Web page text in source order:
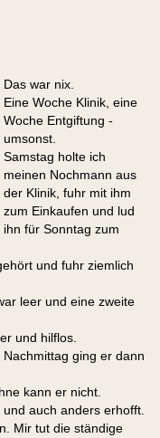
Das war nix.
Eine Woche Klinik, eine
Woche Entgiftung -
umsonst.
Samstag holte ich
meinen Nochmann aus
der Klinik, fuhr mit ihm
zum Einkaufen und lud
ihn für Sonntag zum
und fuhr ziemlich
leer und eine zweite
und hilflos.
ging er dann
kann er nicht.
auch anders erhofft.
Mir tut die ständige